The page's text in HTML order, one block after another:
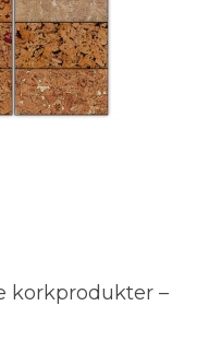
korkprodukter –